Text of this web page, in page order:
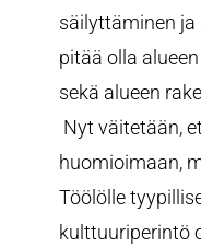
säilyttäminen
pitää olla
sekä alueen
Nyt väitetään,
huomioimaan,
Töölölle
kulttuuriperintö